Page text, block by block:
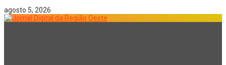
agosto 5, 2026